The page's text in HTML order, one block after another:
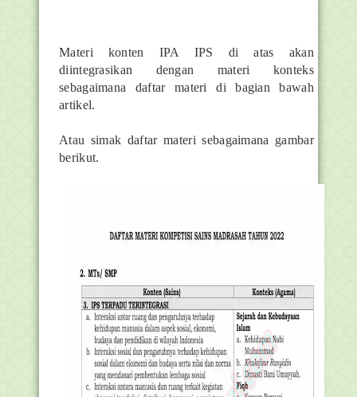
Materi konten IPA IPS di atas akan
diintegrasikan dengan materi konteks
sebagaimana daftar materi di bagian bawah
artikel.
Atau simak daftar materi sebagaimana gambar
berikut.